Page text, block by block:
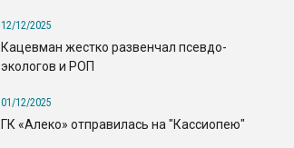
12/12/2025
Кацевман жестко развенчал псевдо-
экологов и РОП
01/12/2025
ГК «Алеко» отправилась на "Кассиопею"